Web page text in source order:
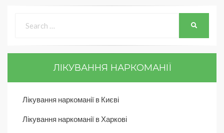
ЛІКУВАННЯ НАРКОМАНІЇ
Лікування наркоманії в Києві
Лікування наркоманії в Харкові